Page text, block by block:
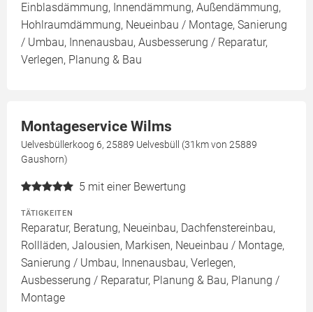
Einblasdämmung, Innendämmung, Außendämmung,
Hohlraumdämmung, Neueinbau / Montage, Sanierung
/ Umbau, Innenausbau, Ausbesserung / Reparatur,
Verlegen, Planung & Bau
Montageservice Wilms
Uelvesbüllerkoog 6, 25889 Uelvesbüll (31km von 25889
Gaushorn)
5 mit einer Bewertung
TÄTIGKEITEN
Reparatur, Beratung, Neueinbau, Dachfenstereinbau,
Rollläden, Jalousien, Markisen, Neueinbau / Montage,
Sanierung / Umbau, Innenausbau, Verlegen,
Ausbesserung / Reparatur, Planung & Bau, Planung /
Montage